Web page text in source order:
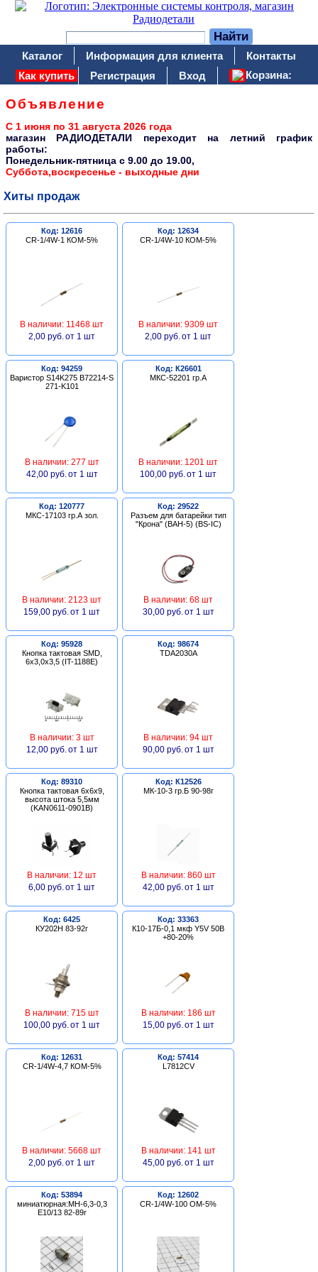
Каталог Информация для клиента
Контакты
Как купить
Регистрация Вход Корзина:
Объявление
С 1 июня по 31 августа 2026 года
магазин РАДИОДЕТАЛИ переходит на летний график
работы:
Понедельник-пятница c 9.00 до 19.00,
Суббота,воскресенье - выходные дни
Хиты продаж
Код: 12616
CR-1/4W-1 КОМ-5%
В наличии: 11468 шт
2,00 руб. от 1 шт
Код: 12634
CR-1/4W-10 КОМ-5%
В наличии: 9309 шт
2,00 руб. от 1 шт
Код: 94259
Варистор S14K275 B72214-S
271-K101
В наличии: 277 шт
42,00 руб. от 1 шт
Код: К26601
МКС-52201 гр.А
В наличии: 1201 шт
100,00 руб. от 1 шт
Код: 120777
МКС-17103 гр.А зол.
В наличии: 2123 шт
159,00 руб. от 1 шт
Код: 29522
Разъем для батарейки тип
"Крона" (BAH-5) (BS-IC)
В наличии: 68 шт
30,00 руб. от 1 шт
Код: 95928
Кнопка тактовая SMD,
6х3,0х3,5 (IT-1188E)
В наличии: 3 шт
12,00 руб. от 1 шт
Код: 98674
TDA2030A
В наличии: 94 шт
90,00 руб. от 1 шт
Код: 89310
Кнопка тактовая 6х6х9,
высота штока 5,5мм
(KAN0611-0901B)
В наличии: 12 шт
6,00 руб. от 1 шт
Код: К12526
МК-10-3 гр.Б 90-98г
В наличии: 860 шт
42,00 руб. от 1 шт
Код: 6425
КУ202Н 83-92г
В наличии: 715 шт
100,00 руб. от 1 шт
Код: 33363
К10-17Б-0,1 мкф Y5V 50В
+80-20%
В наличии: 186 шт
15,00 руб. от 1 шт
Код: 12631
CR-1/4W-4,7 КОМ-5%
В наличии: 5668 шт
2,00 руб. от 1 шт
Код: 57414
L7812CV
В наличии: 141 шт
45,00 руб. от 1 шт
Код: 53894
миниатюрная:МН-6,3-0,3
Е10/13 82-89г
Код: 12602
CR-1/4W-100 ОМ-5%